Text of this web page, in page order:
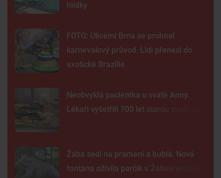
hlídky
FOTO: Ulicemi Brna se prohnal
karnevalový průvod. Lidi přenesl do
exotické Brazílie
Neobvyklá pacientka u svaté Anny.
Lékaři vyšetřili 700 let starou madonu
Žába sedí na prameni a bublá. Nová
fontána oživila parčík v Žabovřeskách